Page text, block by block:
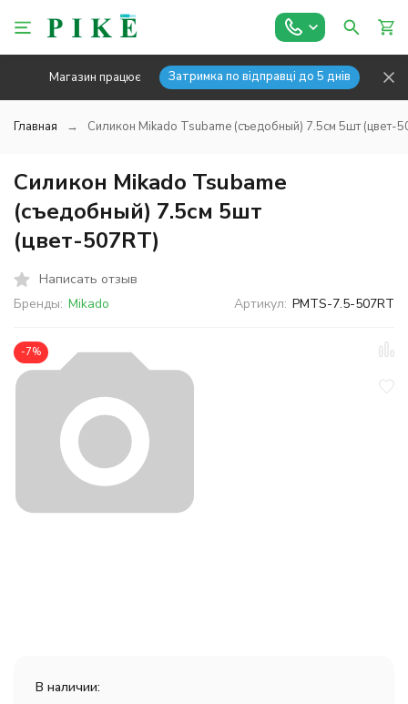
Магазин працює Затримка по відправці до 5 днів
Главная Силикон Mikado Tsubame (съедобный) 7.5см 5шт (цвет-
Силикон Mikado Tsubame
(съедобный) 7.5см 5шт
(цвет-507RT)
Написать отзыв
Бренды: Mikado Артикул: PMTS-7.5-507RT
-7%
В наличии: